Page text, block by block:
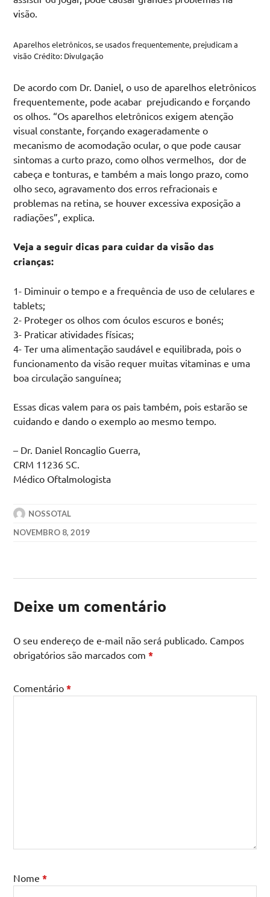
visão.
Aparelhos eletrônicos, se usados frequentemente, prejudicam a
visão Crédito: Divulgação
De acordo com Dr. Daniel, o uso de aparelhos eletrônicos
frequentemente, pode acabar prejudicando e forçando
os olhos. “Os aparelhos eletrônicos exigem atenção
visual constante, forçando exageradamente o
mecanismo de acomodação ocular, o que pode causar
sintomas a curto prazo, como olhos vermelhos, dor de
cabeça e tonturas, e também a mais longo prazo, como
olho seco, agravamento dos erros refracionais e
problemas na retina, se houver excessiva exposição a
radiações”, explica.
Veja a seguir dicas para cuidar da visão das
crianças:
1- Diminuir o tempo e a frequência de uso de celulares e
tablets;
2- Proteger os olhos com óculos escuros e bonés;
3- Praticar atividades físicas;
4- Ter uma alimentação saudável e equilibrada, pois o
funcionamento da visão requer muitas vitaminas e uma
boa circulação sanguínea;
Essas dicas valem para os pais também, pois estarão se
cuidando e dando o exemplo ao mesmo tempo.
– Dr. Daniel Roncaglio Guerra,
CRM 11236 SC.
Médico Oftalmologista
NOSSOTAL
NOVEMBRO 8, 2019
Deixe um comentário
O seu endereço de e-mail não será publicado. Campos
obrigatórios são marcados com*
Comentário*
Nome*